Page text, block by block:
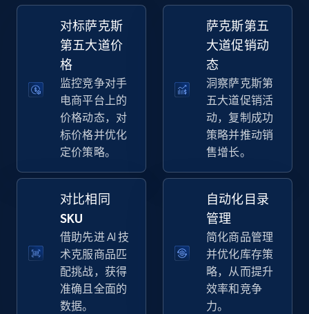
5.6K+ 875+ 立即开始
Walmart - products - Discover products by
using sku numbers
URL, Final price, Sku, Currency, Gtin,
Specifications, Image urls, Top reviews, and
more.
5.6K+ 立即开始
TikTok Shop
URL, Title, Available, Description, Currency, Initial
price, Final price, Discount percent, and more.
对标萨克斯
第五大道价
格
监控竞争对手
电商平台上的
价格动态，对
标价格并优化
定价策略。
萨克斯第五
大道促销动
态
洞察萨克斯第
五大道促销活
动，复制成功
策略并推动销
售增长。
对比相同
SKU
借助先进 AI 技
术克服商品匹
配挑战，获得
准确且全面的
数据。
自动化目录
管理
简化商品管理
并优化库存策
略，从而提升
效率和竞争
力。